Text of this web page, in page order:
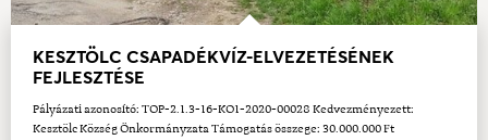
KESZTÖLC CSAPADÉKVÍZ-ELVEZETÉSÉNEK
FEJLESZTÉSE
Pályázati azonosító: TOP-2.1.3-16-KO1-2020-00028 Kedvezményezett:
Kesztölc Község Önkormányzata Támogatás összege: 30.000.000 Ft